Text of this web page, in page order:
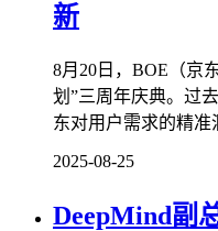
新
8月20日，BOE（京
划”三周年庆典。过
东对用户需求的精准
2025-08-25
DeepMind副